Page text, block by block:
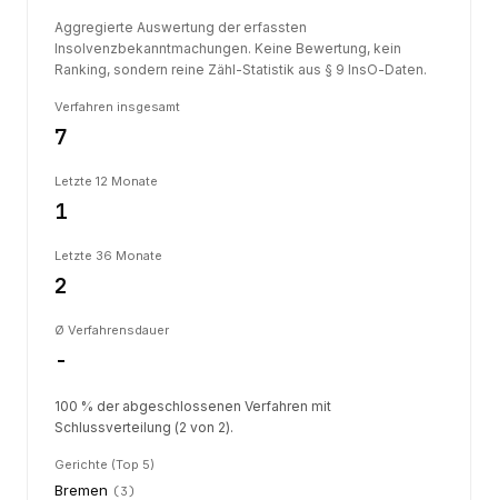
Aggregierte Auswertung der erfassten
Insolvenzbekanntmachungen. Keine Bewertung, kein
Ranking, sondern reine Zähl-Statistik aus § 9 InsO-Daten.
Verfahren insgesamt
7
Letzte 12 Monate
1
Letzte 36 Monate
2
Ø Verfahrensdauer
-
100 % der abgeschlossenen Verfahren mit
Schlussverteilung (2 von 2).
Gerichte (Top 5)
Bremen (3)